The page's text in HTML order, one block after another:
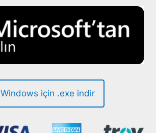
Windows için .exe indir